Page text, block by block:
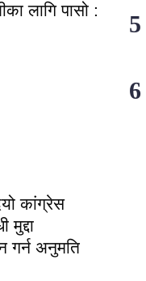
लागि पासो :
कांग्रेस
मुद्दा
गर्न अनुमति